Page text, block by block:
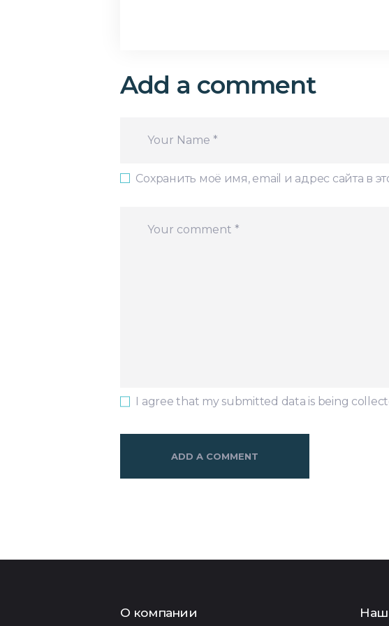
Add a comment
Сохранить моё имя, email и адрес сайта в
I agree that my submitted data is being
О компании Наш